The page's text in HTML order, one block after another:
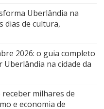
Uberlândia na
dias de cultura,
2026: o guia completo
na cidade da
receber milhares de
e economia de